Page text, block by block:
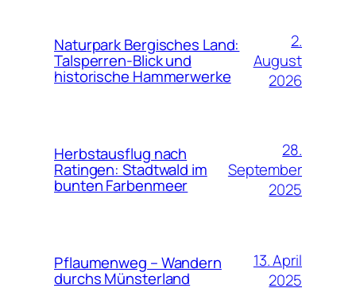
Naturpark Bergisches Land:
Talsperren-Blick und
historische Hammerwerke
2.
August
2026
Herbstausflug nach
Ratingen: Stadtwald im
bunten Farbenmeer
28.
September
2025
Pflaumenweg – Wandern
durchs Münsterland
13. April
2025